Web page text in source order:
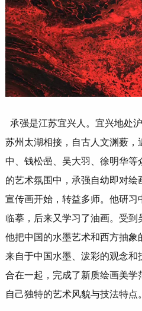
承强是江苏宜兴人。宜兴地处
苏州太湖相接，自古人文渊薮
中、钱松喦、吴大羽、徐明华
的艺术氛围中，承强自幼即对
宣传画开始，转益多师。他研习
临摹，后来又学习了油画。受到
他把中国的水墨艺术和西方抽
来自于中国水墨、泼彩的观念
合在一起，完成了新质绘画美学
自己独特的艺术风貌与技法特点。